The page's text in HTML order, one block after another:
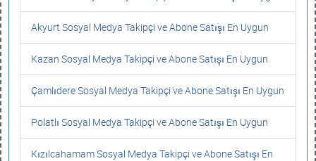
Akyurt Sosyal Medya Takipçi ve Abone Satışı En Uygun
Kazan Sosyal Medya Takipçi ve Abone Satışı En Uygun
Çamlıdere Sosyal Medya Takipçi ve Abone Satışı En Uygun
Polatlı Sosyal Medya Takipçi ve Abone Satışı En Uygun
Kızılcahamam Sosyal Medya Takipçi ve Abone Satışı En